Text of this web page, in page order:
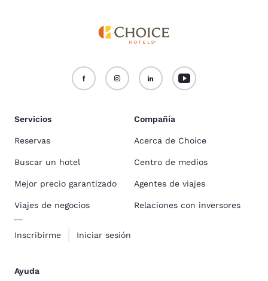
Servicios
Reservas
Buscar un hotel
Mejor precio garantizado
Viajes de negocios
Inscribirme Iniciar sesión
Compañía
Acerca de Choice
Centro de medios
Agentes de viajes
Relaciones con inversores
Ayuda